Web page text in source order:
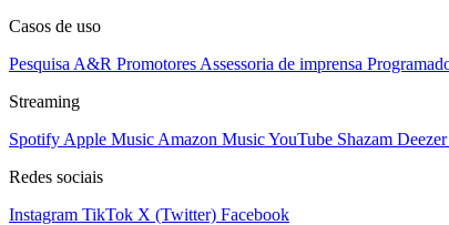
Casos de uso
Pesquisa A&R Promotores Assessoria de imprensa
Streaming
Spotify Apple Music Amazon MusicYouTube Shazam Deezer
Redes sociais
Instagram TikTok X (Twitter) Facebook